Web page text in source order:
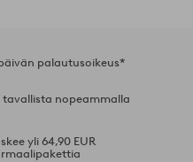
palautusoikeus*
tavallista nopeammalla
yli 64,90 EUR